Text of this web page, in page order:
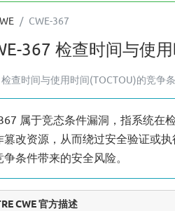
CWE-367
367 检查时间与使
检查时间与使用时间(TOCTOU)的竞争
属于竞态条件漏洞，指系统在
篡改资源，从而绕过安全验证或
条件带来的安全风险。
CWE 官方描述